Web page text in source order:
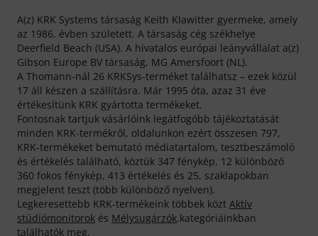
A(z) KRK Systems társaság Keith Klawitter gyermeke, amely
az 1986. évben született. A társaság cég székhelye
Deerfield Beach (USA). A hivatalos európai leányvállalat a(z)
Gibson Europe BV társaság, MG Amersfoort (NL).
A Thomann-nál 26 KRKSys-terméket találhatsz – ezek közül
17 áll készen a szállításra. Már 1995 óta, azaz 31 éve
értékesítünk KRK gyártotta termékeket.
Fontosnak tartjuk vásárlóink legátfogóbb tájékoztatását
minden KRK-termékről, oldalunkon ezért összesen 797,
KRK-termékeket bemutató médiatartalom, tesztbeszámoló
és értékelés található, köztük 347 fénykép, 12 különböző
360 fokos fénykép, 413 értékelés és 25, szaklapokban
megjelent teszt (több különböző nyelven).
Legkeresettebb KRK-termékeink többek közt Aktív
stúdiómonitorok és Mélysugárzók.kategóriáinkban
találhatók meg.